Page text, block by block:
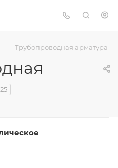
— Трубопроводная арматура